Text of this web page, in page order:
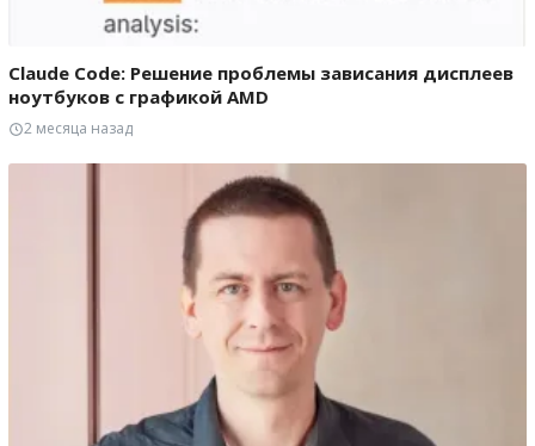
Claude Code: Решение проблемы зависания дисплеев
ноутбуков с графикой AMD
2 месяца назад